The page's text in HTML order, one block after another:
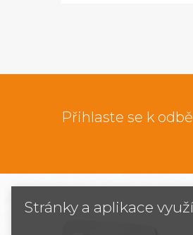
Přihlaste se k
Stránky a aplikace